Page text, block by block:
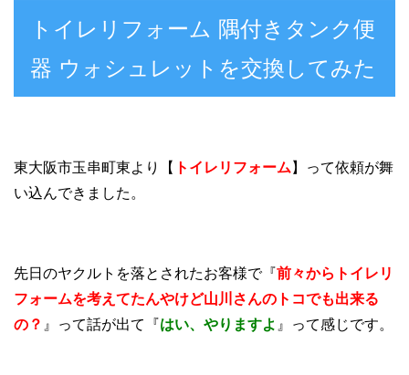
トイレリフォーム 隅付きタンク便
器 ウォシュレットを交換してみた
東大阪市玉串町東より【 トイレリフォーム 】って依頼が舞
い込んできました。
先日のヤクルトを落とされたお客様で『前々からトイレリ
フォームを考えてたんやけど山川さんのトコでも出来る
の？ 』って話が出て『はい、やりますよ 』って感じです。